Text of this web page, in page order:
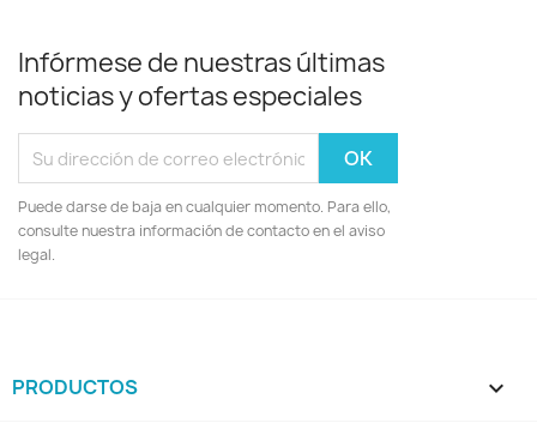
Infórmese de nuestras últimas
noticias y ofertas especiales
Puede darse de baja en cualquier momento. Para ello,
consulte nuestra información de contacto en el aviso
legal.
PRODUCTOS 